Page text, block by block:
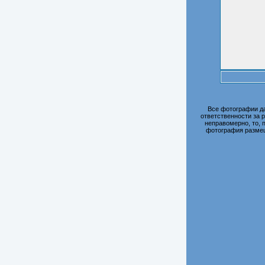
Все фотографии
ответственности
неправомерно, то,
фотография